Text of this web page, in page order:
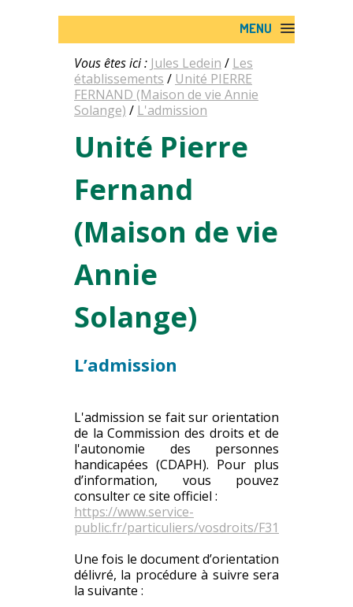
MENU
Vous êtes ici : Jules Ledein / Les
établissements / Unité PIERRE
FERNAND (Maison de vie Annie
Solange) / L'admission
Unité Pierre
Fernand
(Maison de vie
Annie
Solange)
L’admission
L'admission se fait sur orientation
de la Commission des droits et de
l'autonomie des personnes
handicapées (CDAPH). Pour plus
d’information, vous pouvez
consulter ce site officiel :
https://www.service-
public.fr/particuliers/vosdroits/F31029
Une fois le document d’orientation
délivré, la procédure à suivre sera
la suivante :